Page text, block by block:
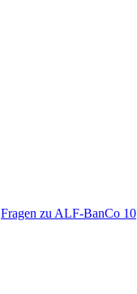
Fragen zu ALF-BanCo 10